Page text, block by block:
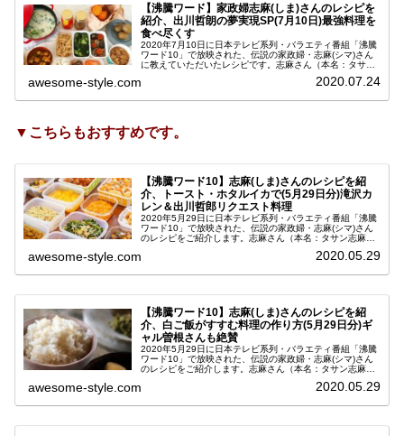
【沸騰ワード】家政婦志麻(しま)さんのレシピを
紹介、出川哲朗の夢実現SP(7月10日)最強料理を
食べ尽くす
2020年7月10日に日本テレビ系列・バラエティ番組「沸騰
ワード10」で放映された、伝説の家政婦・志麻(シマ)さん
に教えていただいたレシピです。志麻さん（本名：タサン
awesome-style.com 2020.07.24
▼こちらもおすすめです。
【沸騰ワード10】志麻(しま)さんのレシピを紹
介、トースト・ホタルイカで(5月29日分)滝沢カ
レン＆出川哲郎リクエスト料理
2020年5月29日に日本テレビ系列・バラエティ番組「沸騰
ワード10」で放映された、伝説の家政婦・志麻(シマ)さん
のレシピをご紹介します。志麻さん（本名：タサン志麻）
awesome-style.com 2020.05.29
【沸騰ワード10】志麻(しま)さんのレシピを紹
介、白ご飯がすすむ料理の作り方(5月29日分)ギ
ャル曽根さんも絶賛
2020年5月29日に日本テレビ系列・バラエティ番組「沸騰
ワード10」で放映された、伝説の家政婦・志麻(シマ)さん
のレシピをご紹介します。志麻さん（本名：タサン志麻）
awesome-style.com 2020.05.29